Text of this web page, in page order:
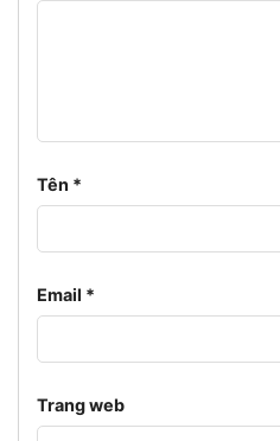
Tên *
Email *
Trang web